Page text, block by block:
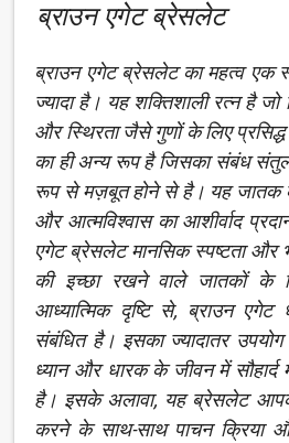
ब्राउन एगेट ब्रेसलेट
ब्राउन एगेट ब्रेसलेट का महत्व एक
ज्यादा है। यह शक्तिशाली रत्न है
और स्थिरता जैसे गुणों के लिए
का ही अन्य रूप है जिसका संबंध
रूप से मज़बूत होने से है। यह जातक
और आत्मविश्वास का आशीर्वाद
एगेट ब्रेसलेट मानसिक स्पष्टता और
की इच्छा रखने वाले जातकों के
आध्यात्मिक दृष्टि से, ब्राउन एगेट
संबंधित है। इसका ज्यादातर उपयोग
ध्यान और धारक के जीवन में सौहार्द
है। इसके अलावा, यह ब्रेसलेट
करने के साथ-साथ पाचन क्रिया